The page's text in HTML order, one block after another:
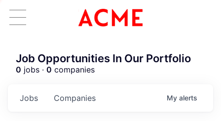
Job Opportunities In Our Portfolio
0 jobs · 0 companies
Jobs Companies My alerts